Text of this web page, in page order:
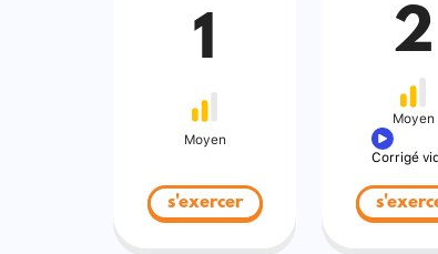
1
Moyen
s'exercer
2
Moyen
Corrigé